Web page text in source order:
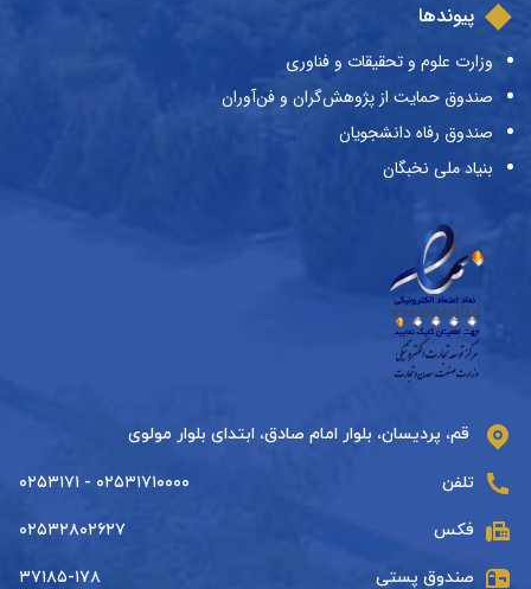
پیوندها
وزارت علوم و تحقیقات و فناوری
صندوق حمایت از پژوهش‌گران و فن‌آوران
صندوق رفاه دانشجویان
بنیاد ملی نخبگان
قم، پردیسان، بلوار امام صادق، ابتدای بلوار مولوی
تلفن ۰۲۵۳۱۷۱۰۰۰۰ - ۰۲۵۳۱۷۱
فکس ۰۲۵۳۲۸۰۲۶۲۷
صندوق پستی ۳۷۱۸۵-۱۷۸